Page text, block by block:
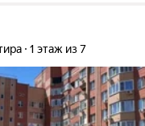
1 этаж из 7